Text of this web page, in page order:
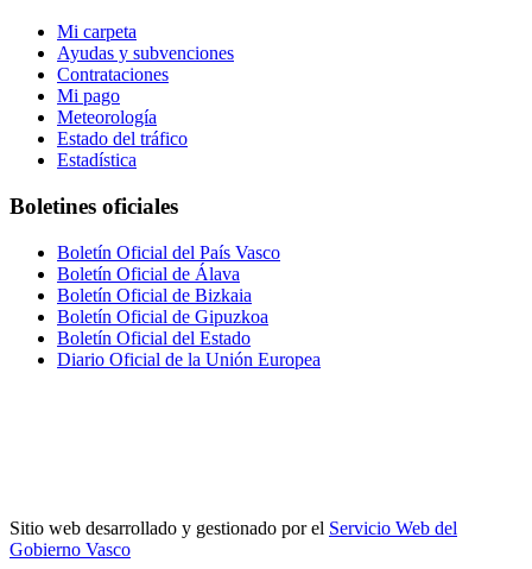
Mi carpeta
Ayudas y subvenciones
Contrataciones
Mi pago
Meteorología
Estado del tráfico
Estadística
Boletines oficiales
Boletín Oficial del País Vasco
Boletín Oficial de Álava
Boletín Oficial de Bizkaia
Boletín Oficial de Gipuzkoa
Boletín Oficial del Estado
Diario Oficial de la Unión Europea
Sitio web desarrollado y gestionado por el Servicio Web del
Gobierno Vasco